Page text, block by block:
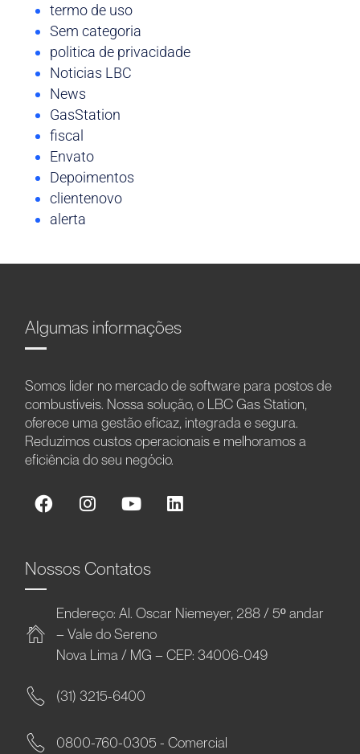
termo de uso
Sem categoria
politica de privacidade
Noticias LBC
News
GasStation
fiscal
Envato
Depoimentos
clientenovo
alerta
Algumas informações
Somos líder no mercado de software para postos de
combustíveis. Nossa solução, o LBC Gas Station,
oferece uma gestão eficaz, integrada e segura.
Reduzimos custos operacionais e melhoramos a
eficiência do seu negócio.
Nossos Contatos
Endereço: Al. Oscar Niemeyer, 288 / 5º andar
– Vale do Sereno
Nova Lima / MG – CEP: 34006-049
(31) 3215-6400
0800-760-0305 - Comercial